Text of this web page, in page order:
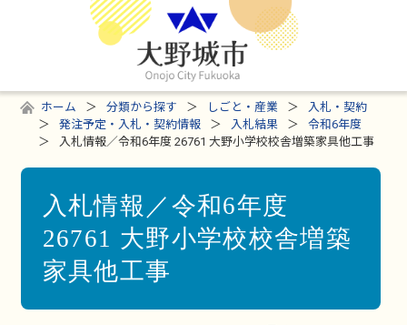
ホーム 分類から探す しごと・産業
入札・契約
発注予定・入札・契約情報
入札結果
令和6年度
入札情報／令和6年度 26761 大野小学校校舎増築家具他工事
入札情報／令和6年度
26761 大野小学校校舎増築
家具他工事